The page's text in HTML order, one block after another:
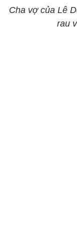
Cha vợ của Lê
rau